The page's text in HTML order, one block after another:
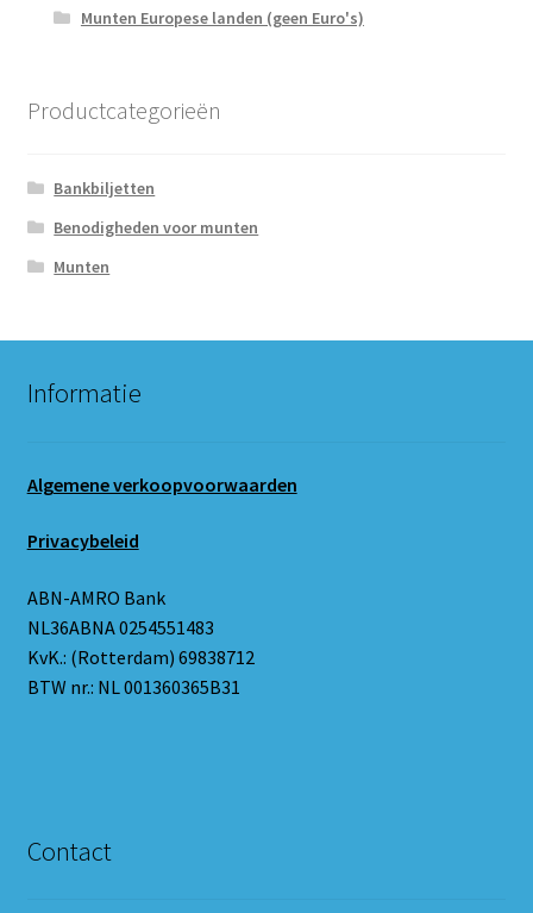
Munten Europese landen (geen Euro's)
Productcategorieën
Bankbiljetten
Benodigheden voor munten
Munten
Informatie
Algemene verkoopvoorwaarden
Privacybeleid
ABN-AMRO Bank
NL36ABNA 0254551483
KvK.: (Rotterdam) 69838712
BTW nr.: NL 001360365B31
Contact